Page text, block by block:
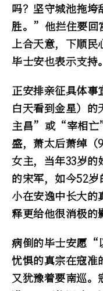
吗？坚守城池拖垮
胜。”他拦住要回
上合天意，下顺民
毕士安也表示支持。
正安排亲征具体事
白天看到金星）
主昌”或“宰相亡
盛，萧太后萧绰（
女主，当年33岁
的宋军，如今52
小在安逸中长大的
释更给他很消极的
病倒的毕士安愿“
忧惧的真宗在寇准
又犹豫着要南巡